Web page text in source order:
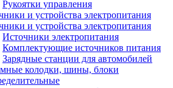
Рукоятки управления
и устройства электропитания
и устройства электропитания
Источники электропитания
Комплектующие источников питания
Зарядные станции для автомобилей
колодки, шины, блоки